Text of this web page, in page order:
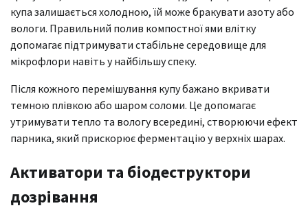
купа залишається холодною, їй може бракувати азоту або
вологи. Правильний полив компостної ями влітку
допомагає підтримувати стабільне середовище для
мікрофлори навіть у найбільшу спеку.
Після кожного перемішування купу бажано вкривати
темною плівкою або шаром соломи. Це допомагає
утримувати тепло та вологу всередині, створюючи ефект
парника, який прискорює ферментацію у верхніх шарах.
Активатори та біодеструктори
дозрівання